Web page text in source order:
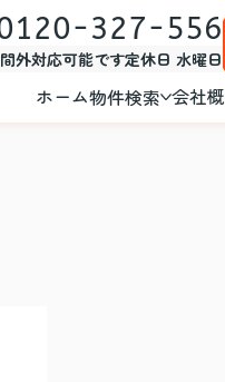
327-556
外対応可能です定休日 水曜日
ホーム物件検索 会社